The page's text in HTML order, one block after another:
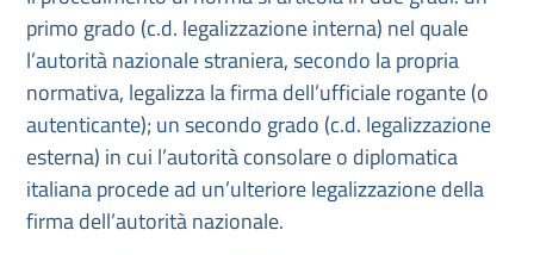
primo grado (c.d. legalizzazione interna) nel quale
l’autorità nazionale straniera, secondo la propria
normativa, legalizza la firma dell’ufficiale rogante (o
autenticante); un secondo grado (c.d. legalizzazione
esterna) in cui l’autorità consolare o diplomatica
italiana procede ad un’ulteriore legalizzazione della
firma dell’autorità nazionale.